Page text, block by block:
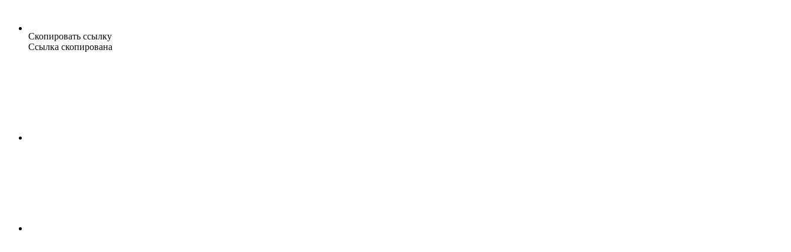
Скопировать ссылку
Ссылка скопирована